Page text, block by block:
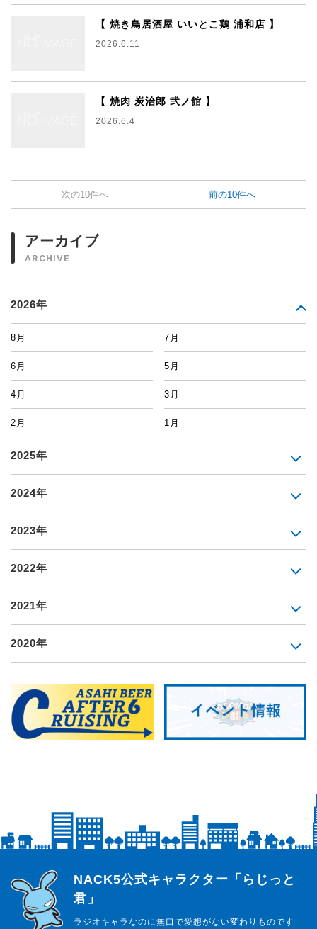
【 焼き鳥居酒屋 いいとこ鶏 浦和店 】
2026.6.11
【 焼肉 炭治郎 弐ノ館 】
2026.6.4
次の10件へ 前の10件へ
アーカイブ
ARCHIVE
2026年
8月 7月
6月 5月
4月 3月
2月 1月
2025年
2024年
2023年
2022年
2021年
2020年
らじっと君
NACK5公式キャラクター「らじっと
君」
ラジオキャラなのに無口で愛想がない変わりものです